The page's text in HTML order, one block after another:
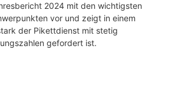
2024 mit den wichtigsten
vor und zeigt in einem
der Pikettdienst mit stetig
gefordert ist.